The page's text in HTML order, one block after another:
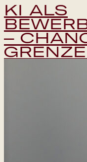
KI ALS
–